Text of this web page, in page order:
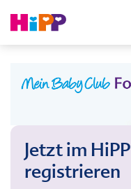
Jetzt im
registrieren